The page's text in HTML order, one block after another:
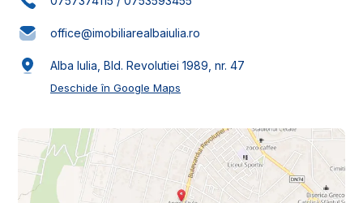
office@imobiliarealbaiulia.ro
Alba Iulia, Bld. Revolutiei 1989, nr. 47
Deschide în Google Maps